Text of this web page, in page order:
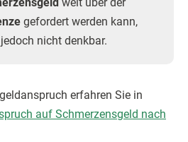
weit über der
gefordert werden kann,
nicht denkbar.
erfahren Sie in
auf Schmerzensgeld nach